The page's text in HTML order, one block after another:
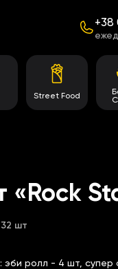
+38
Street Food
«Rock
шт
эби ролл - 4 шт,